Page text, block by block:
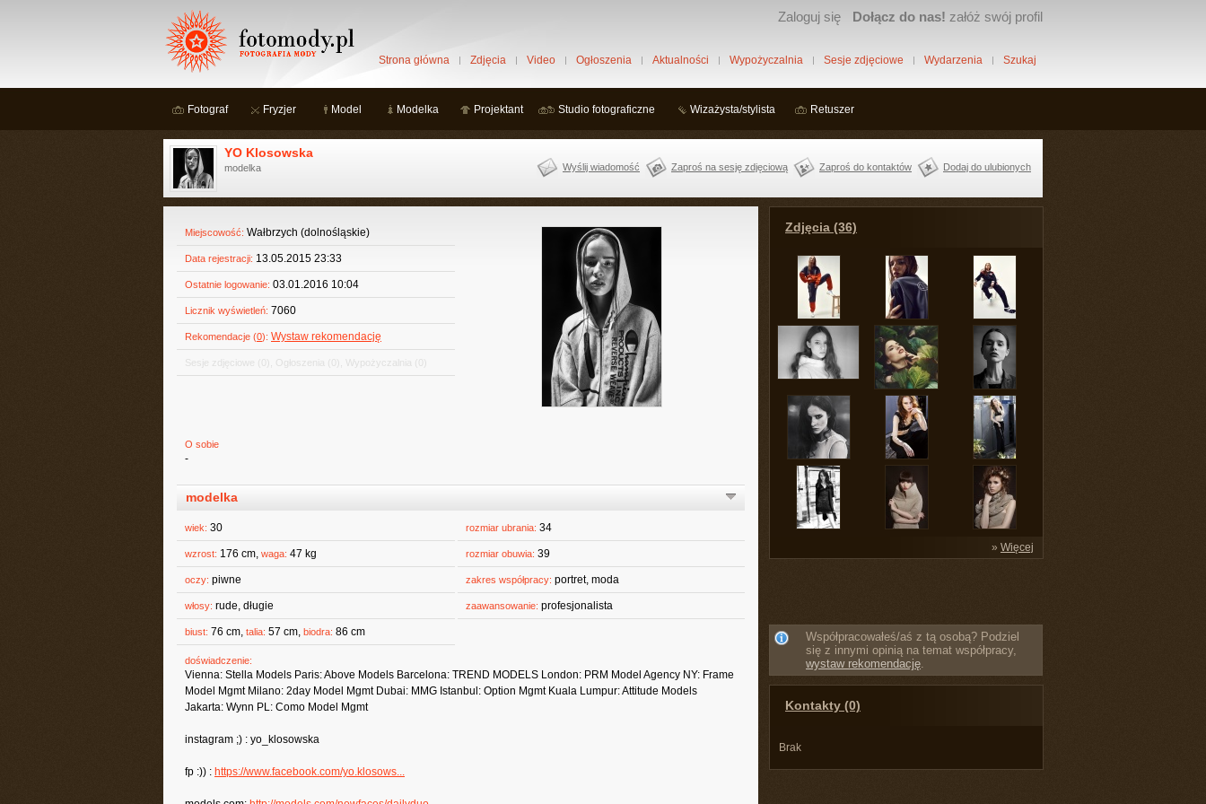
Zaloguj się Dołącz do nas! załóż swój profil
Strona główna Zdjęcia Video Ogłoszenia Aktualności Wypożyczalnia Sesje zdjęciowe Wydarzenia Szukaj
Fotograf Fryzjer Model Modelka Projektant Studio fotograficzne Wizażysta/stylista Retuszer
YO Klosowska
modelka Wyślij wiadomość Zaproś na sesję zdjęciową Zaproś do kontaktów Dodaj do ulubionych
Miejscowość: Wałbrzych (dolnośląskie)
Data rejestracji: 13.05.2015 23:33
Ostatnie logowanie: 03.01.2016 10:04
Licznik wyświetleń: 7060
Rekomendacje (0): Wystaw rekomendację
Sesje zdjęciowe (0) Ogłoszenia (0) Wypożyczalnia (0)
O sobie
-
modelka
wiek: 30
wzrost: 176 cm, waga: 47 kg
oczy: piwne
włosy: rude, długie
biust: 76 cm, talia: 57 cm, biodra: 86 cm
rozmiar ubrania: 34
rozmiar obuwia: 39
zakres współpracy: portret, moda
zaawansowanie: profesjonalista
doświadczenie:
Vienna: Stella Models Paris: Above Models Barcelona: TREND MODELS London: PRM Model Agency NY: Frame
Model Mgmt Milano: 2day Model Mgmt Dubai: MMG Istanbul: Option Mgmt Kuala Lumpur: Attitude Models
Jakarta: Wynn PL: Como Model Mgmt
instagram ;) : yo_klosowska
fp :)) : https://www.facebook.com/yo.klosows...
Zdjęcia (36)
» Więcej
Współpracowałeś/aś z tą osobą? Podziel
się z innymi opinią na temat współpracy,
wystaw rekomendację.
Kontakty (0)
Brak